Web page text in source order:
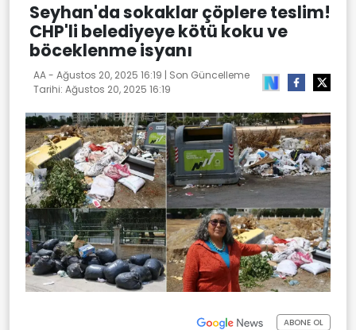
Seyhan'da sokaklar çöplere teslim!
CHP'li belediyeye kötü koku ve
böceklenme isyanı
AA - Ağustos 20, 2025 16:19 | Son Güncelleme
Tarihi: Ağustos 20, 2025 16:19
ABONE OL